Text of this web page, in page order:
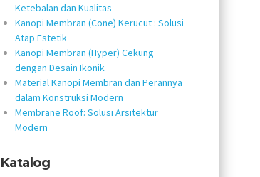
Ketebalan dan Kualitas
Kanopi Membran (Cone) Kerucut : Solusi
Atap Estetik
Kanopi Membran (Hyper) Cekung
dengan Desain Ikonik
Material Kanopi Membran dan Perannya
dalam Konstruksi Modern
Membrane Roof: Solusi Arsitektur
Modern
Katalog